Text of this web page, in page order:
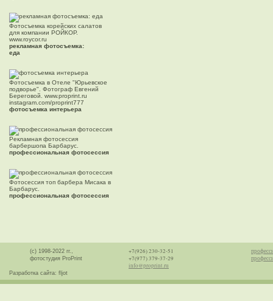
Фотосъемка корейских салатов
для компании РОЙКОР.
www.roycor.ru
рекламная фотосъемка:
еда
Фотосъемка в Отеле "Юрьевское
подворье". Фотограф Евгений
Береговой. www.proprint.ru
instagram.com/proprint777
фотосъемка интерьера
Рекламная фотосессия
барбершопа Барбарус.
профессиональная фотосессия
Фотосессия топ барбера Мисака в
Барбарус.
профессиональная фотосессия
(с) 1998-2022 гг.,
фотостудия ProPrint
Разработка сайта: fljot
+7(926) 230-32-51
+7(977) 379-37-29
info@proprint.ru